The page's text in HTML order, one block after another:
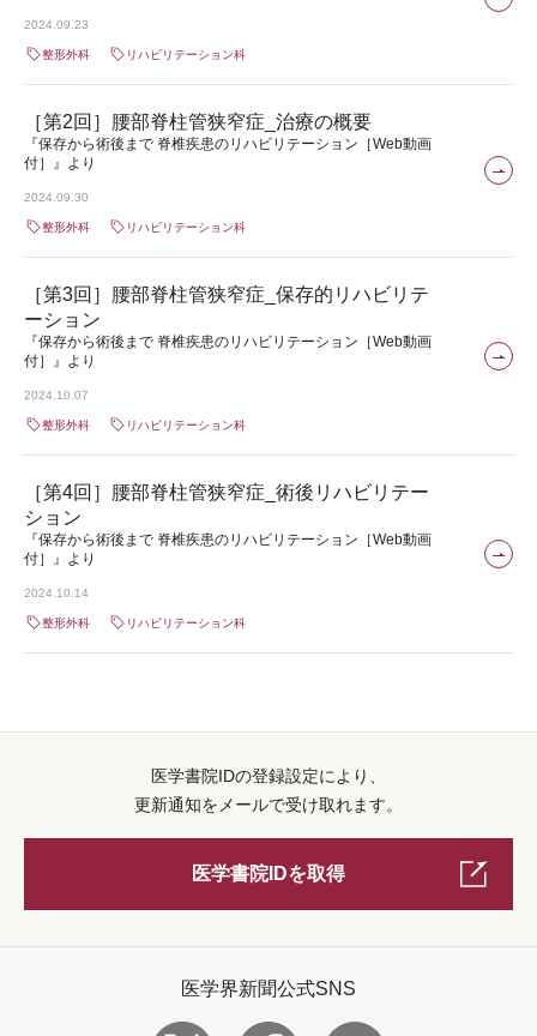
2024.09.23
整形外科 リハビリテーション科
［第2回］腰部脊柱管狭窄症_治療の概要
『保存から術後まで 脊椎疾患のリハビリテーション［Web動画
付］』より
2024.09.30
整形外科 リハビリテーション科
［第3回］腰部脊柱管狭窄症_保存的リハビリテ
ーション
『保存から術後まで 脊椎疾患のリハビリテーション［Web動画
付］』より
2024.10.07
整形外科 リハビリテーション科
［第4回］腰部脊柱管狭窄症_術後リハビリテー
ション
『保存から術後まで 脊椎疾患のリハビリテーション［Web動画
付］』より
2024.10.14
整形外科 リハビリテーション科
医学書院IDの登録設定により、
更新通知をメールで受け取れます。
医学書院IDを取得
医学界新聞公式SNS